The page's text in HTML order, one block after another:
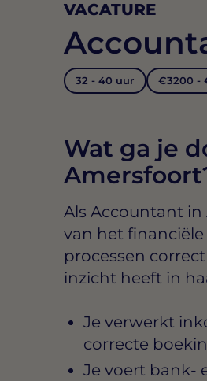
VACATURE
32 - 40 uur €3200 -
Wat ga je
Als Accountant in
van het
processen
inzicht heeft in
Je verwerkt
correcte
Je voert bank-